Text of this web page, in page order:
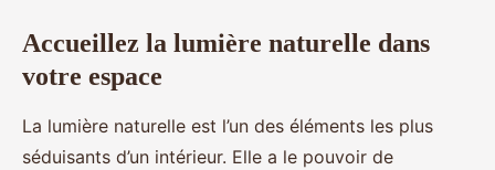
Accueillez la lumière naturelle dans
votre espace
La lumière naturelle est l’un des éléments les plus
séduisants d’un intérieur. Elle a le pouvoir de